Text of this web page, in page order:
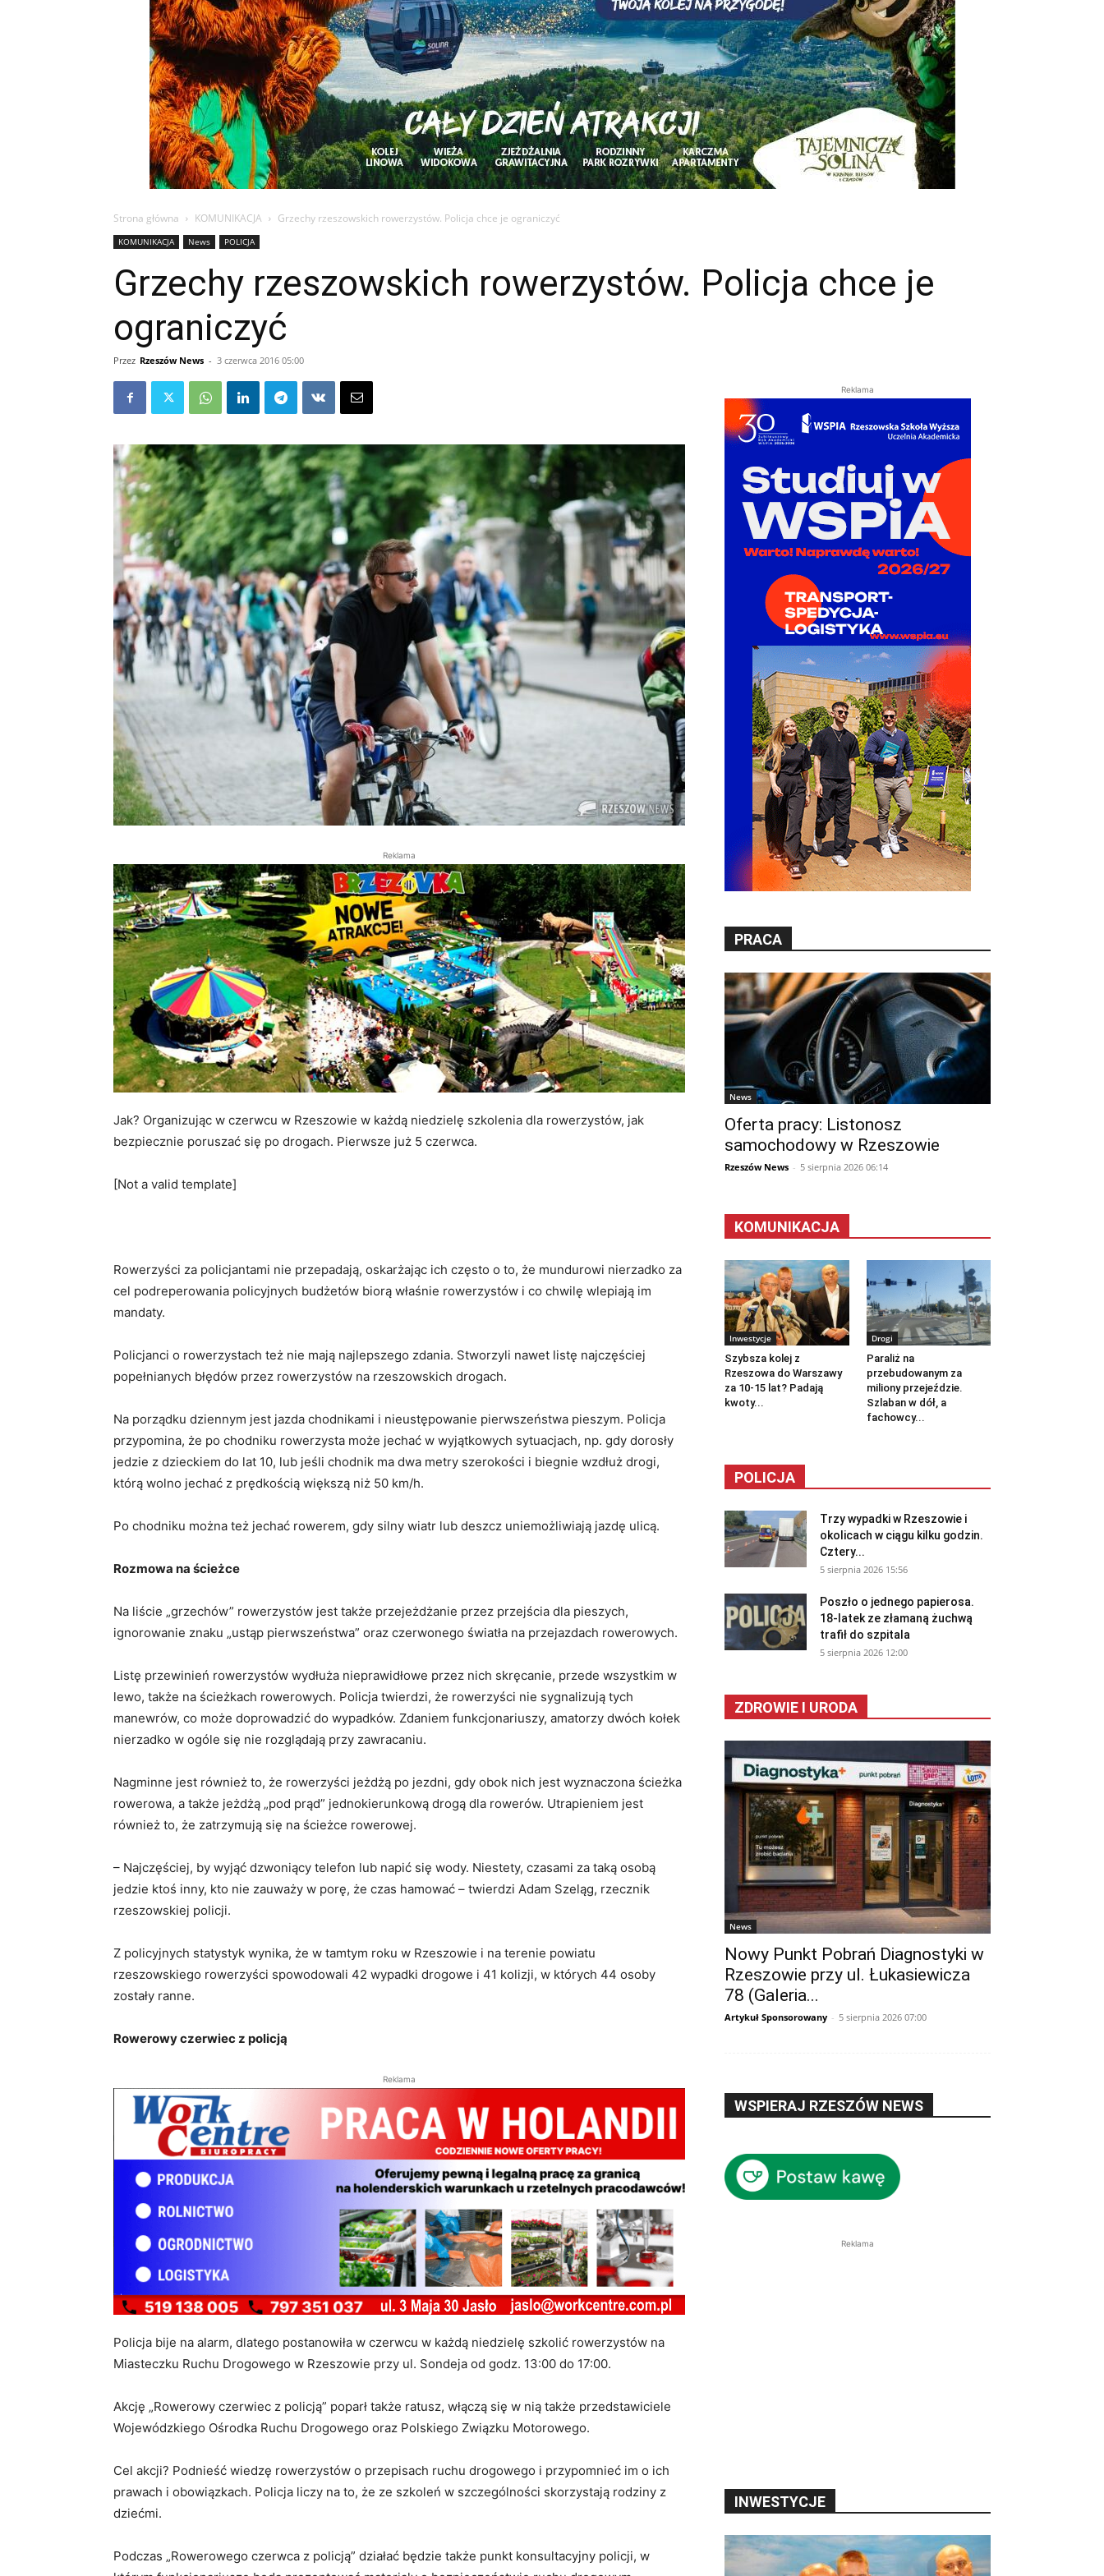
Strona główna KOMUNIKACJA Grzechy rzeszowskich rowerzystów. Policja chce je ograniczyć
KOMUNIKACJA News POLICJA
Grzechy rzeszowskich rowerzystów. Policja chce je
ograniczyć
Przez Rzeszów News - 3 czerwca 2016 05:00
Reklama
Jak? Organizując w czerwcu w Rzeszowie w każdą niedzielę szkolenia dla rowerzystów, jak
bezpiecznie poruszać się po drogach. Pierwsze już 5 czerwca.
[Not a valid template]
Rowerzyści za policjantami nie przepadają, oskarżając ich często o to, że mundurowi nierzadko za
cel podreperowania policyjnych budżetów biorą właśnie rowerzystów i co chwilę wlepiają im
mandaty.
Policjanci o rowerzystach też nie mają najlepszego zdania. Stworzyli nawet listę najczęściej
popełnianych błędów przez rowerzystów na rzeszowskich drogach.
Na porządku dziennym jest jazda chodnikami i nieustępowanie pierwszeństwa pieszym. Policja
przypomina, że po chodniku rowerzysta może jechać w wyjątkowych sytuacjach, np. gdy dorosły
jedzie z dzieckiem do lat 10, lub jeśli chodnik ma dwa metry szerokości i biegnie wzdłuż drogi,
którą wolno jechać z prędkością większą niż 50 km/h.
Po chodniku można też jechać rowerem, gdy silny wiatr lub deszcz uniemożliwiają jazdę ulicą.
Rozmowa na ścieżce
Na liście „grzechów” rowerzystów jest także przejeżdżanie przez przejścia dla pieszych,
ignorowanie znaku „ustąp pierwszeństwa” oraz czerwonego światła na przejazdach rowerowych.
Listę przewinień rowerzystów wydłuża nieprawidłowe przez nich skręcanie, przede wszystkim w
lewo, także na ścieżkach rowerowych. Policja twierdzi, że rowerzyści nie sygnalizują tych
manewrów, co może doprowadzić do wypadków. Zdaniem funkcjonariuszy, amatorzy dwóch kołek
nierzadko w ogóle się nie rozglądają przy zawracaniu.
Nagminne jest również to, że rowerzyści jeżdżą po jezdni, gdy obok nich jest wyznaczona ścieżka
rowerowa, a także jeżdżą „pod prąd” jednokierunkową drogą dla rowerów. Utrapieniem jest
również to, że zatrzymują się na ścieżce rowerowej.
– Najczęściej, by wyjąć dzwoniący telefon lub napić się wody. Niestety, czasami za taką osobą
jedzie ktoś inny, kto nie zauważy w porę, że czas hamować – twierdzi Adam Szeląg, rzecznik
rzeszowskiej policji.
Z policyjnych statystyk wynika, że w tamtym roku w Rzeszowie i na terenie powiatu
rzeszowskiego rowerzyści spowodowali 42 wypadki drogowe i 41 kolizji, w których 44 osoby
zostały ranne.
Rowerowy czerwiec z policją
Reklama
Policja bije na alarm, dlatego postanowiła w czerwcu w każdą niedzielę szkolić rowerzystów na
Miasteczku Ruchu Drogowego w Rzeszowie przy ul. Sondeja od godz. 13:00 do 17:00.
Akcję „Rowerowy czerwiec z policją” poparł także ratusz, włączą się w nią także przedstawiciele
Wojewódzkiego Ośrodka Ruchu Drogowego oraz Polskiego Związku Motorowego.
Cel akcji? Podnieść wiedzę rowerzystów o przepisach ruchu drogowego i przypomnieć im o ich
prawach i obowiązkach. Policja liczy na to, że ze szkoleń w szczególności skorzystają rodziny z
dziećmi.
Podczas „Rowerowego czerwca z policją” działać będzie także punkt konsultacyjny policji, w
Reklama
PRACA
News
Oferta pracy: Listonosz
samochodowy w Rzeszowie
Rzeszów News - 5 sierpnia 2026 06:14
KOMUNIKACJA
Inwestycje
Szybsza kolej z
Rzeszowa do Warszawy
za 10-15 lat? Padają
kwoty...
Drogi
Paraliż na
przebudowanym za
miliony przejeździe.
Szlaban w dół, a
fachowcy...
POLICJA
Trzy wypadki w Rzeszowie i
okolicach w ciągu kilku godzin.
Cztery...
5 sierpnia 2026 15:56
Poszło o jednego papierosa.
18-latek ze złamaną żuchwą
trafił do szpitala
5 sierpnia 2026 12:00
ZDROWIE I URODA
News
Nowy Punkt Pobrań Diagnostyki w
Rzeszowie przy ul. Łukasiewicza
78 (Galeria...
Artykuł Sponsorowany - 5 sierpnia 2026 07:00
WSPIERAJ RZESZÓW NEWS
Reklama
INWESTYCJE